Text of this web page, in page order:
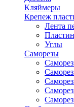
Кляймеры
Крепеж
Лента
Углы
Саморезы